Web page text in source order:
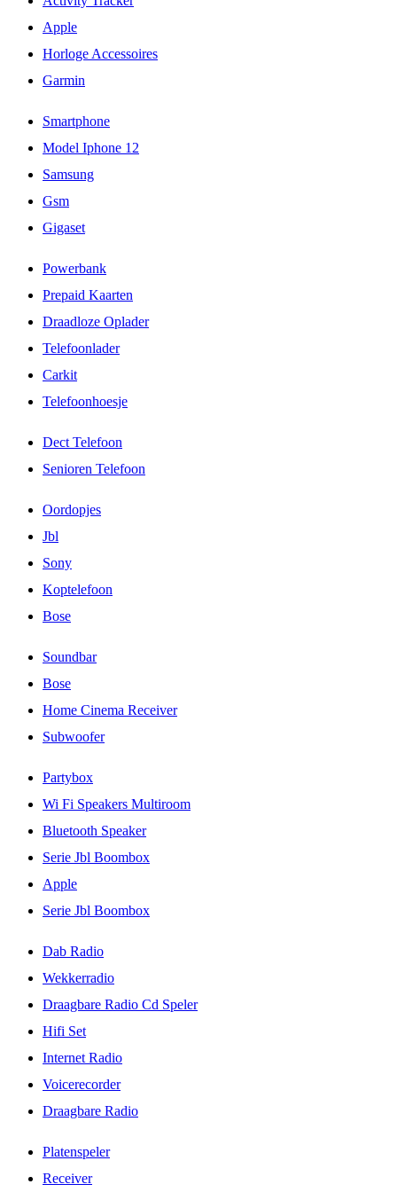
Apple
Horloge Accessoires
Garmin
Smartphone
Model Iphone 12
Samsung
Gsm
Gigaset
Powerbank
Prepaid Kaarten
Draadloze Oplader
Telefoonlader
Carkit
Telefoonhoesje
Dect Telefoon
Senioren Telefoon
Oordopjes
Jbl
Sony
Koptelefoon
Bose
Soundbar
Bose
Home Cinema Receiver
Subwoofer
Partybox
Wi Fi Speakers Multiroom
Bluetooth Speaker
Serie Jbl Boombox
Apple
Serie Jbl Boombox
Dab Radio
Wekkerradio
Draagbare Radio Cd Speler
Hifi Set
Internet Radio
Voicerecorder
Draagbare Radio
Platenspeler
Receiver